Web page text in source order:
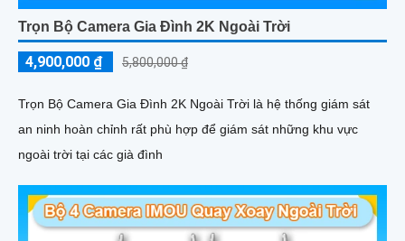
Trọn Bộ Camera Gia Đình 2K Ngoài Trời
4,900,000 ₫ 5,800,000 ₫
Trọn Bộ Camera Gia Đình 2K Ngoài Trời là hệ thống giám sát
an ninh hoàn chỉnh rất phù hợp để giám sát những khu vực
ngoài trời tại các già đình